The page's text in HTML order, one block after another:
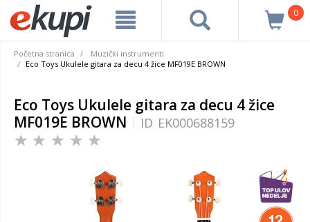
0
Početna stranica
Muzički instrumenti
Eco Toys Ukulele gitara za decu 4 žice MF019E BROWN
Eco Toys Ukulele gitara za decu 4 žice
MF019E BROWN
ID EK000688159